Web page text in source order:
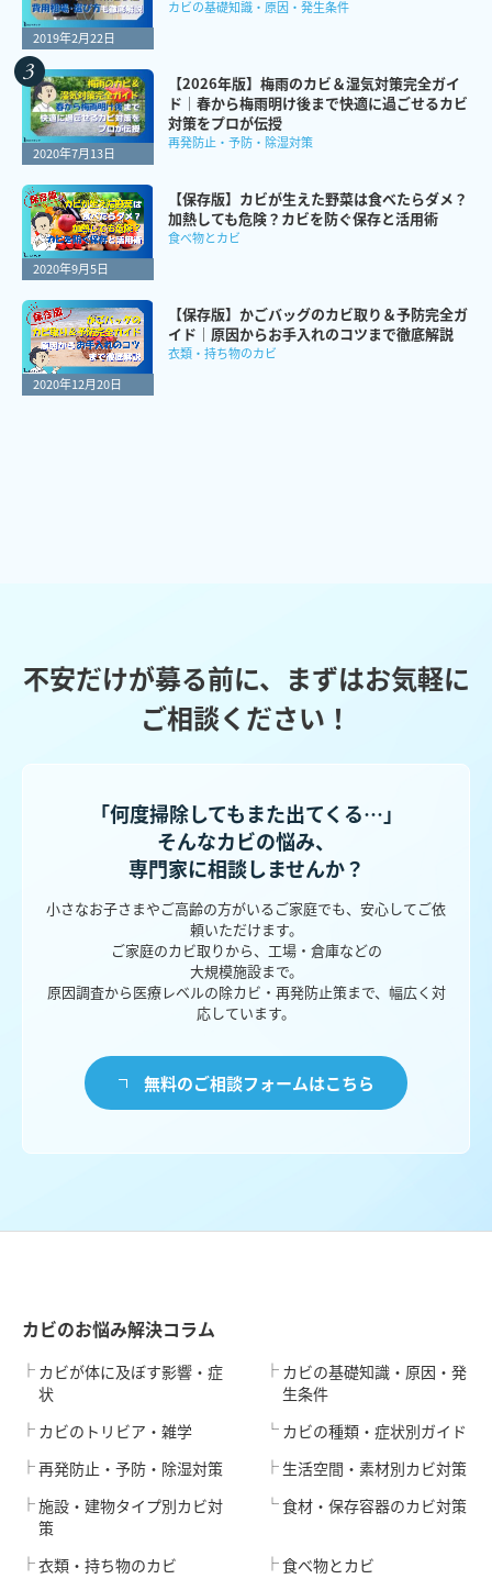
2019年2月22日
カビの基礎知識・原因・発生条件
2020年7月13日
【2026年版】梅雨のカビ＆湿気対策完全ガイ
ド｜春から梅雨明け後まで快適に過ごせるカビ
対策をプロが伝授
再発防止・予防・除湿対策
2020年9月5日
【保存版】カビが生えた野菜は食べたらダメ？
加熱しても危険？カビを防ぐ保存と活用術
食べ物とカビ
2020年12月20日
【保存版】かごバッグのカビ取り＆予防完全ガ
イド｜原因からお手入れのコツまで徹底解説
衣類・持ち物のカビ
不安だけが募る前に、まずはお気軽に
ご相談ください！
「何度掃除してもまた出てくる…」
そんなカビの悩み、
専門家に相談しませんか？
小さなお子さまやご高齢の方がいるご家庭でも、安心してご依
頼いただけます。
ご家庭のカビ取りから、工場・倉庫などの
大規模施設まで。
原因調査から医療レベルの除カビ・再発防止策まで、幅広く対
応しています。
無料のご相談フォームはこちら
カビのお悩み解決コラム
カビが体に及ぼす影響・症
状
カビのトリビア・雑学
カビの基礎知識・原因・発
生条件
カビの種類・症状別ガイド
再発防止・予防・除湿対策
施設・建物タイプ別カビ対
策
生活空間・素材別カビ対策
食材・保存容器のカビ対策
衣類・持ち物のカビ
食べ物とカビ